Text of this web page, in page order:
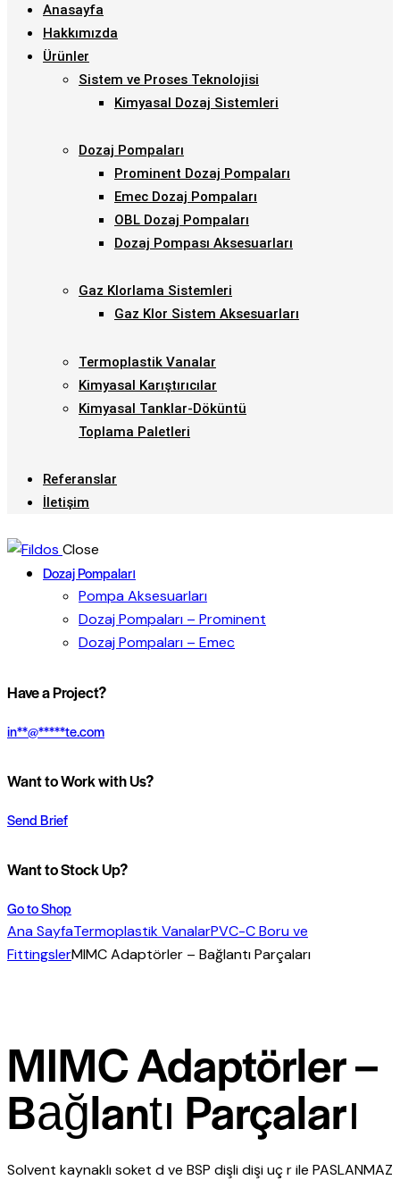
Anasayfa
Hakkımızda
Ürünler
Sistem ve Proses Teknolojisi
Kimyasal Dozaj Sistemleri
Dozaj Pompaları
Prominent Dozaj Pompaları
Emec Dozaj Pompaları
OBL Dozaj Pompaları
Dozaj Pompası Aksesuarları
Gaz Klorlama Sistemleri
Gaz Klor Sistem Aksesuarları
Termoplastik Vanalar
Kimyasal Karıştırıcılar
Kimyasal Tanklar-Döküntü
Toplama Paletleri
Referanslar
İletişim
Close
Dozaj Pompaları
Pompa Aksesuarları
Dozaj Pompaları – Prominent
Dozaj Pompaları – Emec
Have a Project?
in**@*****te.com
Want to Work with Us?
Send Brief
Want to Stock Up?
Go to Shop
Ana SayfaTermoplastik VanalarPVC-C Boru ve
FittingslerMIMC Adaptörler – Bağlantı Parçaları
MIMC Adaptörler –
Bağlantı Parçaları
Solvent kaynaklı soket d ve BSP dişli dişi uç r ile PASLANMAZ